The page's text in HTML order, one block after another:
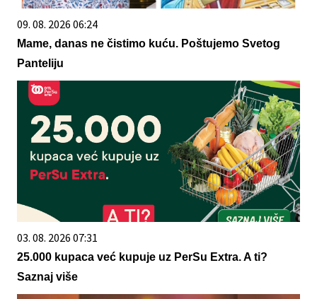
09. 08. 2026 06:24
Mame, danas ne čistimo kuću. Poštujemo Svetog
Panteliju
03. 08. 2026 07:31
25.000 kupaca već kupuje uz PerSu Extra. A ti?
Saznaj više